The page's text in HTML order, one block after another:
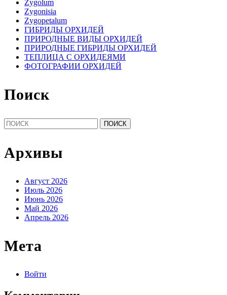
Zygolum
Zygonisia
Zygopetalum
ГИБРИДЫ ОРХИДЕЙ
ПРИРОДНЫЕ ВИДЫ ОРХИДЕЙ
ПРИРОДНЫЕ ГИБРИДЫ ОРХИДЕЙ
ТЕПЛИЦА С ОРХИДЕЯМИ
ФОТОГРАФИИ ОРХИДЕЙ
Поиск
Найти:
Архивы
Август 2026
Июль 2026
Июнь 2026
Май 2026
Апрель 2026
Мета
Войти